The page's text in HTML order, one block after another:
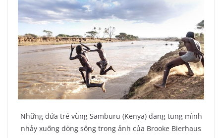
Những đứa trẻ vùng Samburu (Kenya) đang tung mình
nhảy xuống dòng sông trong ảnh của Brooke Bierhaus